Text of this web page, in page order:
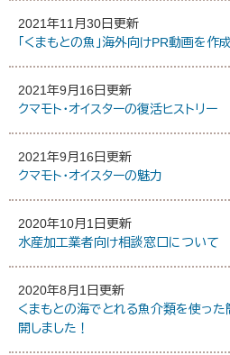
2021年11月30日更新
「くまもとの魚」海外向けPR動画を作
2021年9月16日更新
クマモト・オイスターの復活ヒストリー
2021年9月16日更新
クマモト・オイスターの魅力
2020年10月1日更新
水産加工業者向け相談窓口について
2020年8月1日更新
くまもとの海でとれる魚介類を使っ
開しました！